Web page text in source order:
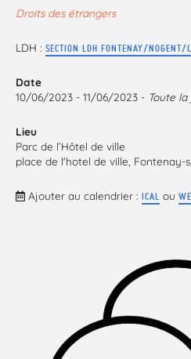
Droits des étrangers
LDH : SECTION LDH FONTENAY/NOGENT/
Date
10/06/2023 - 11/06/2023 - Toute
Lieu
Parc de l’Hôtel de ville
place de l'hotel de ville, Fontenay-
Ajouter au calendrier : ICAL ou